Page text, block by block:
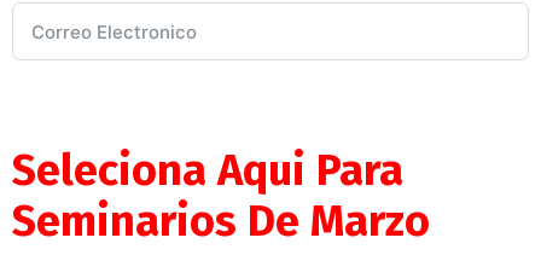
Seleciona Aqui Para
Seminarios De Marzo